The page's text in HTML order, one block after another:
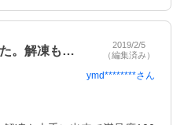
またまたリピートしました。解凍も上手に…
2019/2/5
（編集済み）
ymd********さん